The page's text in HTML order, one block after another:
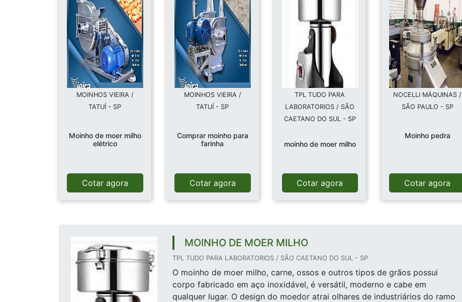
MOINHOS VIEIRA /
TATUÍ - SP
Moinho de moer milho
elétrico
Cotar agora
MOINHOS VIEIRA /
TATUÍ - SP
Comprar moinho para
farinha
Cotar agora
TPL TUDO PARA
LABORATORIOS / SÃO
CAETANO DO SUL - SP
moinho de moer milho
Cotar agora
NOCELLI MÁQUINAS /
SÃO PAULO - SP
Moinho pedra
Cotar agora
MOINHO DE MOER MILHO
TPL TUDO PARA LABORATORIOS / SÃO CAETANO DO SUL - SP
O moinho de moer milho, carne, ossos e outros tipos de grãos possui
corpo fabricado em aço inoxidável, é versátil, moderno e cabe em
qualquer lugar. O design do moedor atrai olhares de industriários do ramo